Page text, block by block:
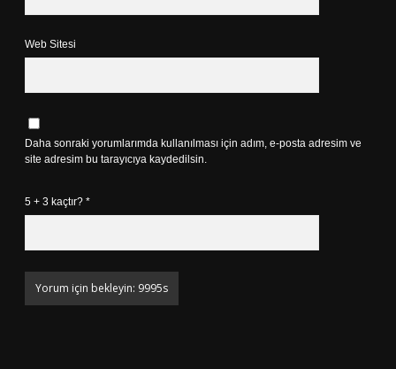
Web Sitesi
Daha sonraki yorumlarımda kullanılması için adım, e-posta adresim ve
site adresim bu tarayıcıya kaydedilsin.
5 + 3 kaçtır? *